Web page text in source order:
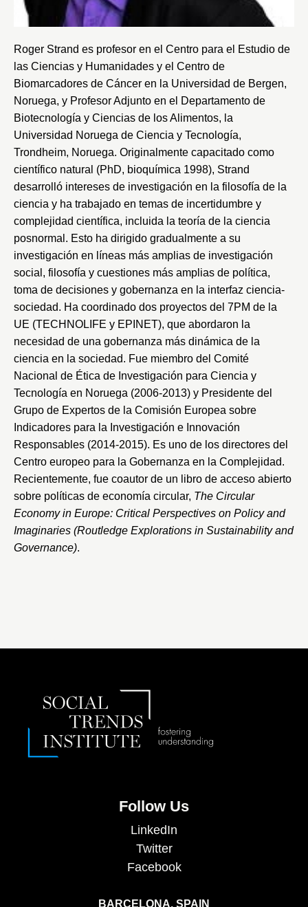
Roger Strand es profesor en el Centro para el Estudio de
las Ciencias y Humanidades y el Centro de
Biomarcadores de Cáncer en la Universidad de Bergen,
Noruega, y Profesor Adjunto en el Departamento de
Biotecnología y Ciencias de los Alimentos, la
Universidad Noruega de Ciencia y Tecnología,
Trondheim, Noruega. Originalmente capacitado como
científico natural (PhD, bioquímica 1998), Strand
desarrolló intereses de investigación en la filosofía de la
ciencia y ha trabajado en temas de incertidumbre y
complejidad científica, incluida la teoría de la ciencia
posnormal. Esto ha dirigido gradualmente a su
investigación en líneas más amplias de investigación
social, filosofía y cuestiones más amplias de política,
toma de decisiones y gobernanza en la interfaz ciencia-
sociedad. Ha coordinado dos proyectos del 7PM de la
UE (TECHNOLIFE y EPINET), que abordaron la
necesidad de una gobernanza más dinámica de la
ciencia en la sociedad. Fue miembro del Comité
Nacional de Ética de Investigación para Ciencia y
Tecnología en Noruega (2006-2013) y Presidente del
Grupo de Expertos de la Comisión Europea sobre
Indicadores para la Investigación e Innovación
Responsables (2014-2015). Es uno de los directores del
Centro europeo para la Gobernanza en la Complejidad.
Recientemente, fue coautor de un libro de acceso abierto
sobre políticas de economía circular, The Circular
Economy in Europe: Critical Perspectives on Policy and
Imaginaries (Routledge Explorations in Sustainability and
Governance).
Follow Us
LinkedIn
Twitter
Facebook
BARCELONA, SPAIN